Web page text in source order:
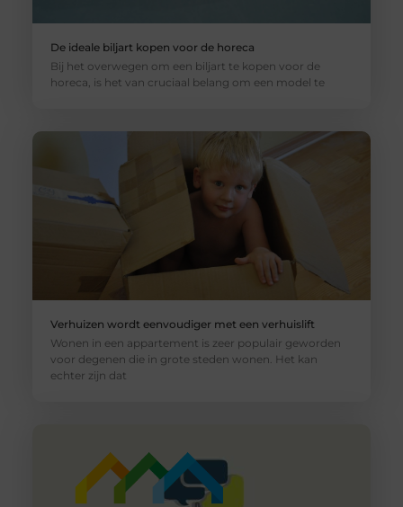
De ideale biljart kopen voor de horeca
Bij het overwegen om een biljart te kopen voor de
horeca, is het van cruciaal belang om een model te
Verhuizen wordt eenvoudiger met een verhuislift
Wonen in een appartement is zeer populair geworden
voor degenen die in grote steden wonen. Het kan
echter zijn dat